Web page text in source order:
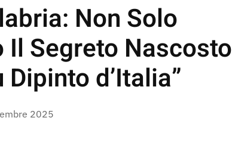
Non Solo
Il Segreto Nascosto
d’Italia”
2025